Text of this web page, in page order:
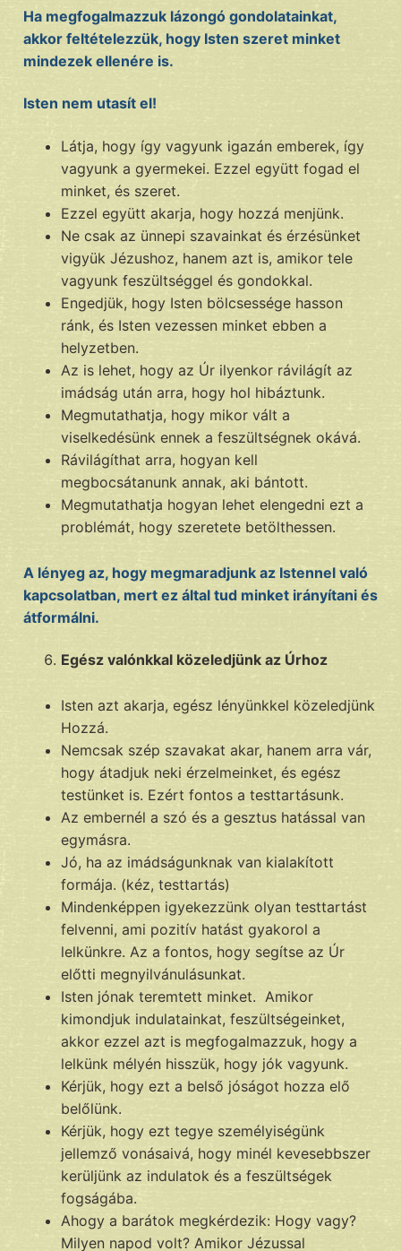
Ha megfogalmazzuk lázongó gondolatainkat,
akkor feltételezzük, hogy Isten szeret minket
mindezek ellenére is.
Isten nem utasít el!
Látja, hogy így vagyunk igazán emberek, így
vagyunk a gyermekei. Ezzel együtt fogad el
minket, és szeret.
Ezzel együtt akarja, hogy hozzá menjünk.
Ne csak az ünnepi szavainkat és érzésünket
vigyük Jézushoz, hanem azt is, amikor tele
vagyunk feszültséggel és gondokkal.
Engedjük, hogy Isten bölcsessége hasson
ránk, és Isten vezessen minket ebben a
helyzetben.
Az is lehet, hogy az Úr ilyenkor rávilágít az
imádság után arra, hogy hol hibáztunk.
Megmutathatja, hogy mikor vált a
viselkedésünk ennek a feszültségnek okává.
Rávilágíthat arra, hogyan kell
megbocsátanunk annak, aki bántott.
Megmutathatja hogyan lehet elengedni ezt a
problémát, hogy szeretete betölthessen.
A lényeg az, hogy megmaradjunk az Istennel való
kapcsolatban, mert ez által tud minket irányítani és
átformálni.
Egész valónkkal közeledjünk az Úrhoz
Isten azt akarja, egész lényünkkel közeledjünk
Hozzá.
Nemcsak szép szavakat akar, hanem arra vár,
hogy átadjuk neki érzelmeinket, és egész
testünket is. Ezért fontos a testtartásunk.
Az embernél a szó és a gesztus hatással van
egymásra.
Jó, ha az imádságunknak van kialakított
formája. (kéz, testtartás)
Mindenképpen igyekezzünk olyan testtartást
felvenni, ami pozitív hatást gyakorol a
lelkünkre. Az a fontos, hogy segítse az Úr
előtti megnyilvánulásunkat.
Isten jónak teremtett minket. Amikor
kimondjuk indulatainkat, feszültségeinket,
akkor ezzel azt is megfogalmazzuk, hogy a
lelkünk mélyén hisszük, hogy jók vagyunk.
Kérjük, hogy ezt a belső jóságot hozza elő
belőlünk.
Kérjük, hogy ezt tegye személyiségünk
jellemző vonásaivá, hogy minél kevesebbszer
kerüljünk az indulatok és a feszültségek
fogságába.
Ahogy a barátok megkérdezik: Hogy vagy?
Milyen napod volt? Amikor Jézussal